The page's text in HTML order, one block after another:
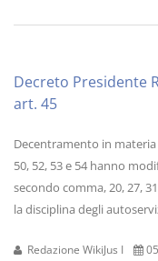
Decreto Presidente
art. 45
Decentramento in materia
50, 52, 53 e 54 hanno
secondo comma, 20, 27,
la disciplina degli
Redazione WikiJus I